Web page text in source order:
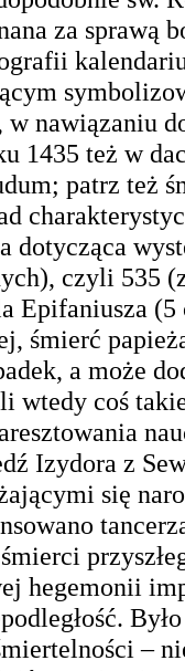
za sprawą
nawiązaniu
1435 też w
patrz też
dotycząca
czyli 535
Epifaniusza
śmierć
a może
wtedy coś
Izydora z
się
hegemonii
–